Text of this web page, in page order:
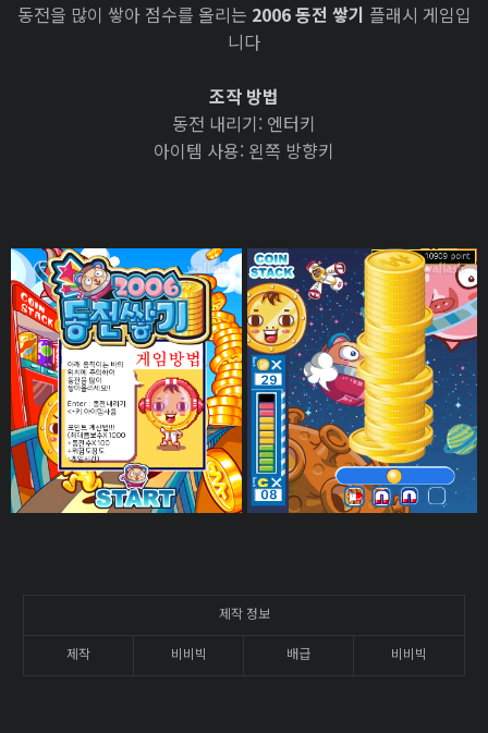
동전을 많이 쌓아 점수를 올리는 2006 동전 쌓기 플래시 게임입
니다
조작 방법
동전 내리기: 엔터키
아이템 사용: 왼쪽 방향키
제작 정보
제작 비비빅 배급 비비빅